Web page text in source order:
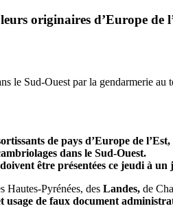
originaires d’Europe de
le Sud-Ouest par la gendarmerie
de pays d’Europe de l’Est,
dans le Sud-Ouest.
être présentées ce jeudi à
Hautes-Pyrénées, des Landes, de
usage de faux document